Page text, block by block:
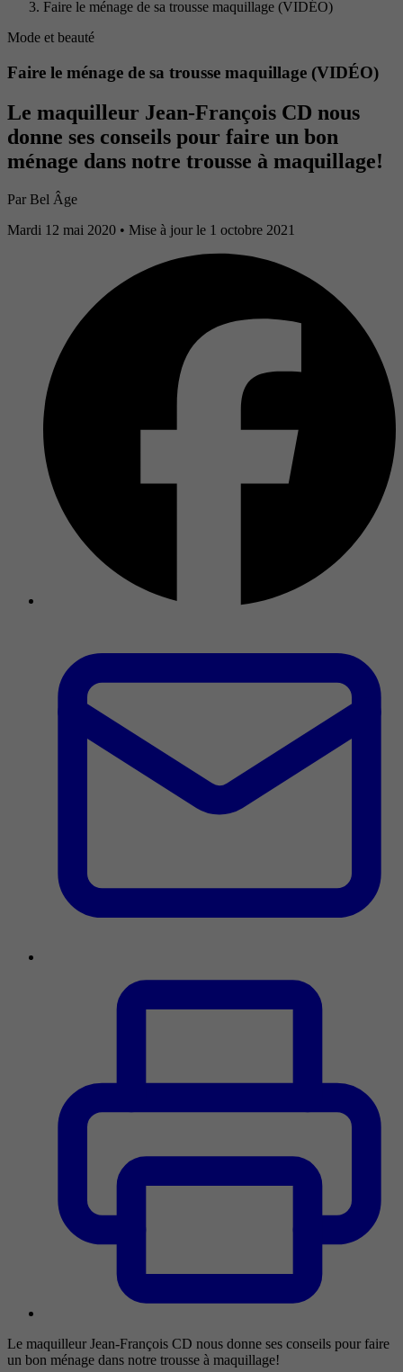
Faire le ménage de sa trousse maquillage (VIDÉO)
Mode et beauté
Faire le ménage de sa trousse maquillage (VIDÉO)
Le maquilleur Jean-François CD nous
donne ses conseils pour faire un bon
ménage dans notre trousse à maquillage!
Par Bel Âge
Mardi 12 mai 2020 • Mise à jour le 1 octobre 2021
Le maquilleur Jean-François CD nous donne ses conseils pour faire
un bon ménage dans notre trousse à maquillage!